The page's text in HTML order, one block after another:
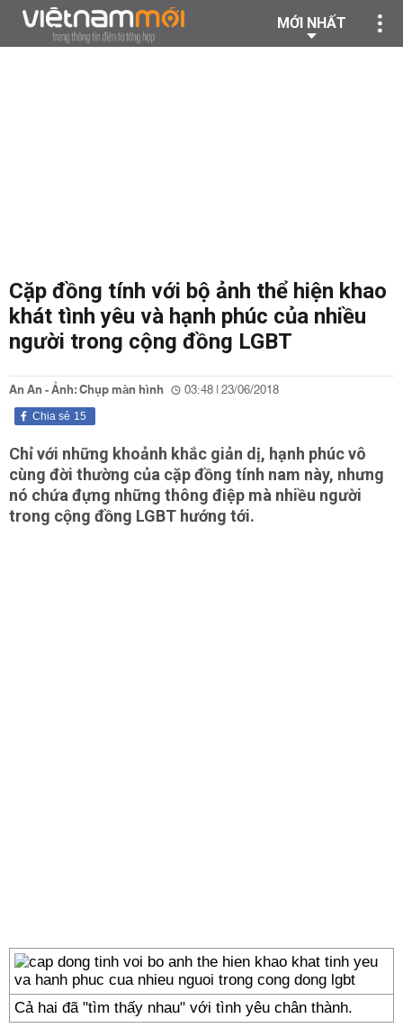
MỚI NHẤT
Cặp đồng tính với bộ ảnh thể hiện khao
khát tình yêu và hạnh phúc của nhiều
người trong cộng đồng LGBT
An An - Ảnh: Chụp màn hình 03:48 | 23/06/2018
15
Chia sẻ
Chỉ với những khoảnh khắc giản dị, hạnh phúc vô
cùng đời thường của cặp đồng tính nam này, nhưng
nó chứa đựng những thông điệp mà nhiều người
trong cộng đồng LGBT hướng tới.
Cả hai đã "tìm thấy nhau" với tình yêu chân thành.